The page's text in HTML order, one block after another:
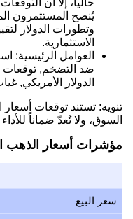
يُنصح المستثمرون
وتطورات الدولار
الاستثمارية.
العوامل الرئيسية:
ضد التضخم, توقعات
الدولار الأمريكي,
تنويه: تستند توقعات أسعار
السوق، ولا تُعدّ ضماناً
مؤشرات أسعار الذهب
سعر البيع